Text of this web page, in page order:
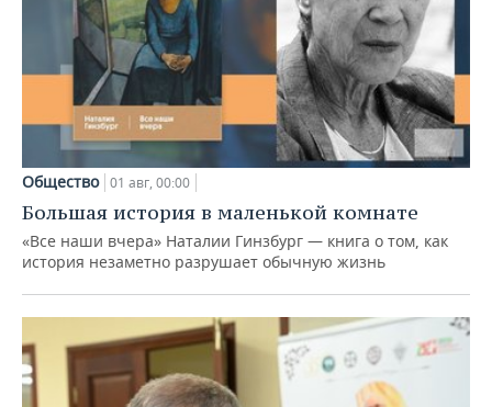
Общество 01 авг, 00:00
Большая история в маленькой комнате
«Все наши вчера» Наталии Гинзбург — книга о том, как
история незаметно разрушает обычную жизнь